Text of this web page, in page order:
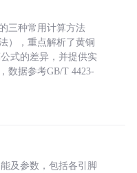
三种常用计算方法
），重点解析了黄铜
式的差异，并提供实
数据参考GB/T 4423-
及参数，包括各引脚